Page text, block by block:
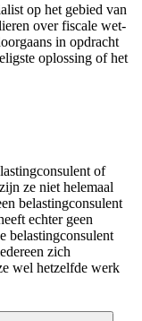
op het gebied van
over fiscale wet-
in opdracht
oplossing of het
of
ze niet helemaal
belastingconsulent
echter geen
belastingconsulent
zich
wel hetzelfde werk